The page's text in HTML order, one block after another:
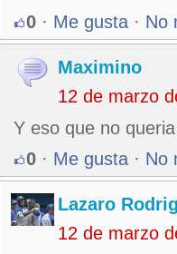
0 · Me gusta · No
Maximino
12 de marzo
Y eso que no
0 · Me gusta · No
Lazaro
12 de marzo